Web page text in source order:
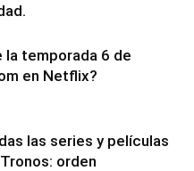
la temporada 6 de
en Netflix?
las series y películas
orden